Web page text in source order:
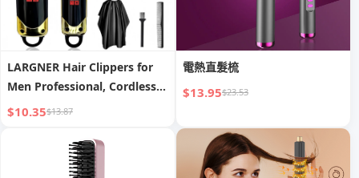
LARGNER Hair Clippers for
Men Professional, Cordless
Beard Trimmer & Electric
Rechargeable 8 Piece Barber
Hair Cutting Kit LED Display
$10.35$13.87
電熱直髮梳
$13.95$23.53